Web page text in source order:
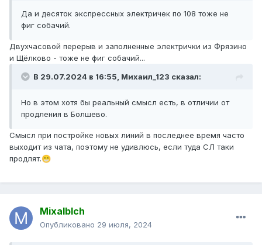
Да и десяток экспрессных электричек по 108 тоже не
фиг собачий.
Двухчасовой перерыв и заполненные электрички из Фрязино
и Щёлково - тоже не фиг собачий...
В 29.07.2024 в 16:55, Михаил_123 сказал:
Но в этом хотя бы реальный смысл есть, в отличии от
продления в Болшево.
Смысл при постройке новых линий в последнее время часто
выходит из чата, поэтому не удивлюсь, если туда СЛ таки
продлят.😁
Mixalblch
Опубликовано 29 июля, 2024